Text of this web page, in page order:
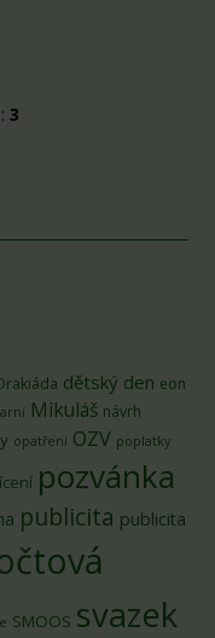
3
dětský den eon
Mikuláš návrh
opatření OZV poplatky
pozvánka
publicita publicita
SMOOS svazek